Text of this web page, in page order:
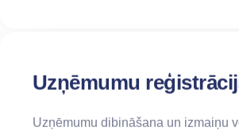
Uzņēmumu
Uzņēmumu dibināšana un izmaiņu